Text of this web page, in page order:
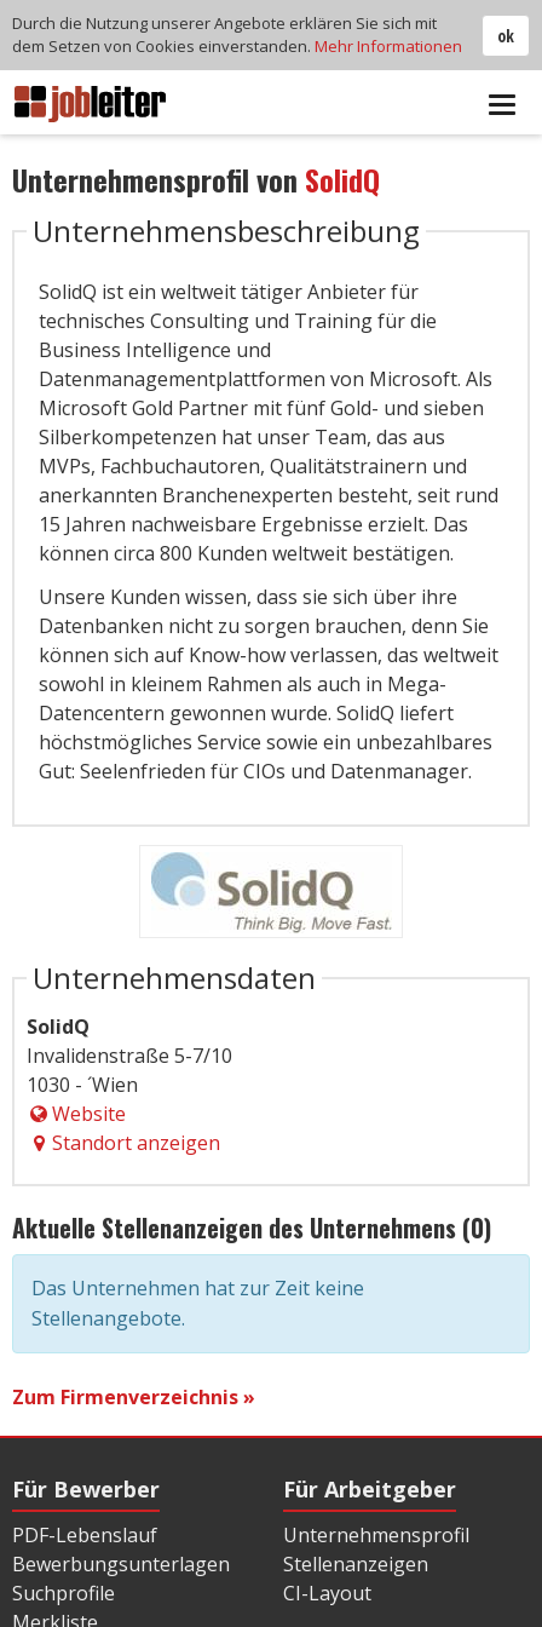
Unternehmensprofil von SolidQ
Unternehmensbeschreibung
SolidQ ist ein weltweit tätiger Anbieter für
technisches Consulting und Training für die
Business Intelligence und
Datenmanagementplattformen von Microsoft. Als
Microsoft Gold Partner mit fünf Gold- und sieben
Silberkompetenzen hat unser Team, das aus
MVPs, Fachbuchautoren, Qualitätstrainern und
anerkannten Branchenexperten besteht, seit rund
15 Jahren nachweisbare Ergebnisse erzielt. Das
können circa 800 Kunden weltweit bestätigen.
Unsere Kunden wissen, dass sie sich über ihre
Datenbanken nicht zu sorgen brauchen, denn Sie
können sich auf Know-how verlassen, das weltweit
sowohl in kleinem Rahmen als auch in Mega-
Datencentern gewonnen wurde. SolidQ liefert
höchstmögliches Service sowie ein unbezahlbares
Gut: Seelenfrieden für CIOs und Datenmanager.
Unternehmensdaten
SolidQ
Invalidenstraße 5-7/10
1030 - ´Wien
Website
Standort anzeigen
Aktuelle Stellenanzeigen des Unternehmens (0)
Das Unternehmen hat zur Zeit keine
Stellenangebote.
Zum Firmenverzeichnis »
Für Bewerber
PDF-Lebenslauf
Bewerbungsunterlagen
Suchprofile
Für Arbeitgeber
Unternehmensprofil
Stellenanzeigen
CI-Layout
ok
Durch die Nutzung unserer Angebote erklären Sie sich mit
dem Setzen von Cookies einverstanden. Mehr Informationen